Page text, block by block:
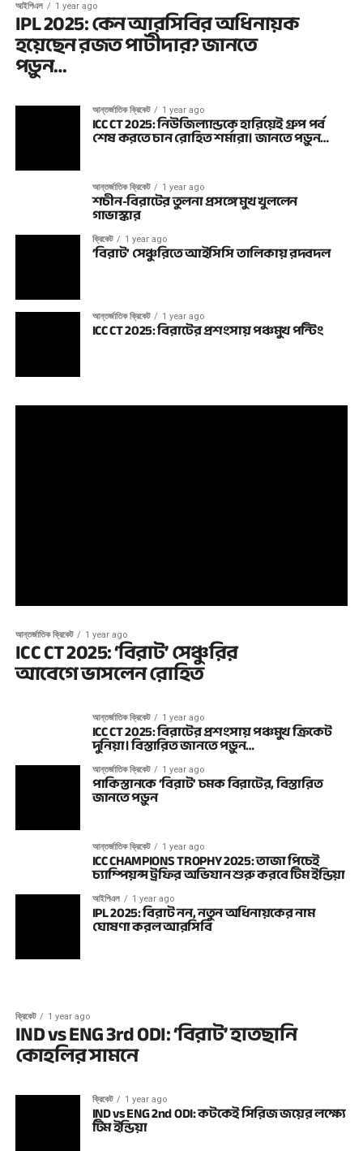
আইপিএল 1 year ago
IPL 2025: কেন আরসিবির অধিনায়ক
হয়েছেন রজত পাটীদার? জানতে
পড়ুন…
আন্তর্জাতিক ক্রিকেট 1 year ago
ICC CT 2025: নিউজিল্যান্ডকে হারিয়েই গ্রুপ পর্ব
শেষ করতে চান রোহিত শর্মারা। জানতে পড়ুন…
আন্তর্জাতিক ক্রিকেট 1 year ago
শচীন-বিরাটের তুলনা প্রসঙ্গে মুখ খুললেন
গাভাস্কার
ক্রিকেট 1 year ago
‘বিরাট’ সেঞ্চুরিতে আইসিসি তালিকায় রদবদল
আন্তর্জাতিক ক্রিকেট 1 year ago
ICC CT 2025: বিরাটের প্রশংসায় পঞ্চমুখ পন্টিং
আন্তর্জাতিক ক্রিকেট 1 year ago
ICC CT 2025: ‘বিরাট’ সেঞ্চুরির
আবেগে ভাসলেন রোহিত
আন্তর্জাতিক ক্রিকেট 1 year ago
ICC CT 2025: বিরাটের প্রশংসায় পঞ্চমুখ ক্রিকেট
দুনিয়া। বিস্তারিত জানতে পড়ুন…
আন্তর্জাতিক ক্রিকেট 1 year ago
পাকিস্তানকে ‘বিরাট’ চমক বিরাটের, বিস্তারিত
জানতে পড়ুন
আন্তর্জাতিক ক্রিকেট 1 year ago
ICC CHAMPIONS TROPHY 2025: তাজা পিচেই
চ্যাম্পিয়ন্স ট্রফির অভিযান শুরু করবে টিম ইন্ডিয়া
আইপিএল 1 year ago
IPL 2025: বিরাট নন, নতুন অধিনায়কের নাম
ঘোষণা করল আরসিবি
ক্রিকেট 1 year ago
IND vs ENG 3rd ODI: ‘বিরাট’ হাতছানি
কোহলির সামনে
ক্রিকেট 1 year ago
IND vs ENG 2nd ODI: কটকেই সিরিজ জয়ের লক্ষ্যে
টিম ইন্ডিয়া